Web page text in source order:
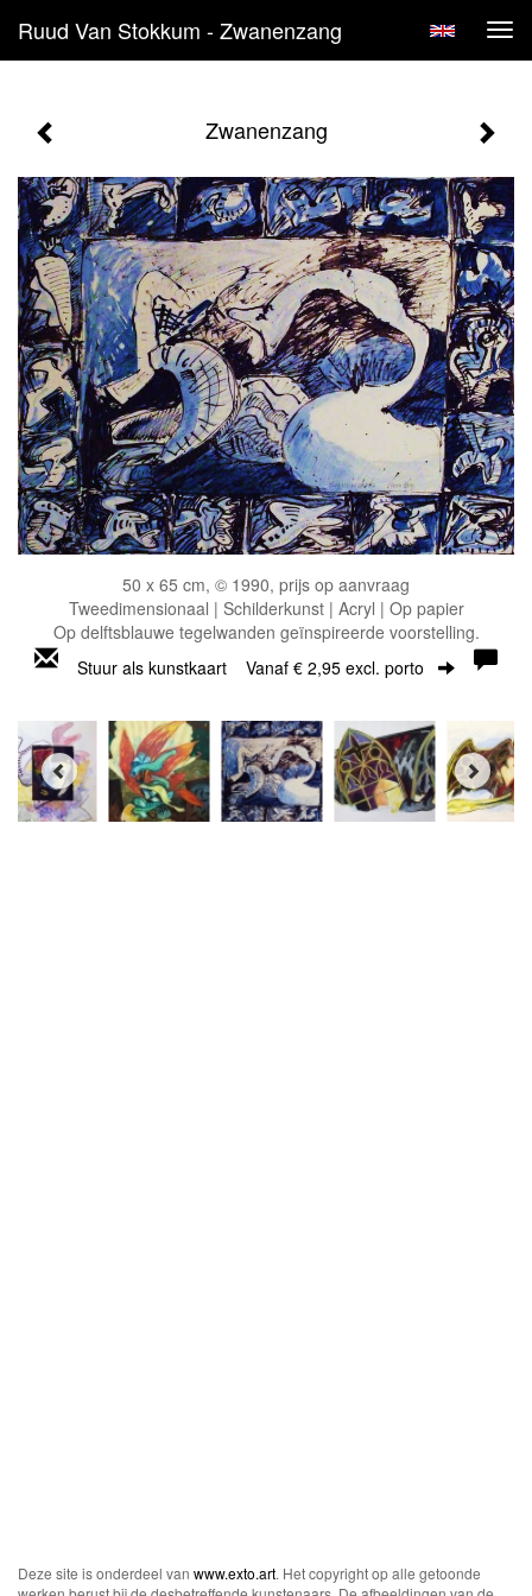
Ruud Van Stokkum - Zwanenzang
Zwanenzang
50 x 65 cm, © 1990, prijs op aanvraag
Tweedimensionaal | Schilderkunst | Acryl | Op papier
Op delftsblauwe tegelwanden geïnspireerde voorstelling.
Stuur als kunstkaart Vanaf € 2,95 excl. porto
Deze site is onderdeel van www.exto.art. Het copyright op alle getoonde